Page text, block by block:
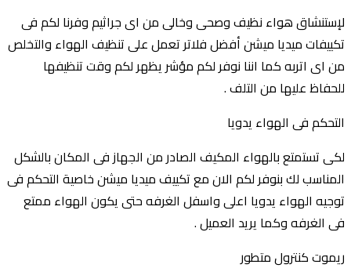
لإستنشاق هواء نظيف وصحى وخالى من اى جراثيم وفرنا لكم فى
تكييفات ميديا ميشن أفضل فلاتر تعمل على تنظيف الهواء والتخلص
من اى اتربه كما اننا نوفر لكم مؤشر يظهر لكم وقت تنظيفها
للحفاظ عليها من التلف .
التحكم فى الهواء يدويا
لكى تستمتع بالهواء المكيف الصادر من الجهاز فى المكان بالشكل
المناسب لك بنوفر لكم الان مع تكييف ميديا ميشن خاصية التحكم فى
توجيه الهواء يدويا اعلى واسفل الغرفه حتى يكون الهواء ممتع
فى الغرفه وكما يريد العميل .
ريموت كنترول متطور